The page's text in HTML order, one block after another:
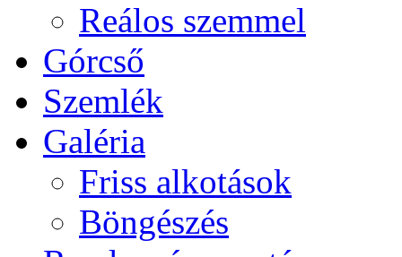
Reálos szemmel
Górcső
Szemlék
Galéria
Friss alkotások
Böngészés